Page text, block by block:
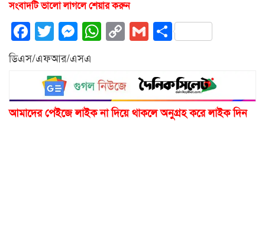
সংবাদটি ভালো লাগলে শেয়ার করুন
Facebook
Twitter
Messenger
WhatsApp
CopyGmailShare
ডিএস/এফআর/এসএ
আমাদের পেইজে লাইক না দিয়ে থাকলে অনুগ্রহ করে লাইক দিন